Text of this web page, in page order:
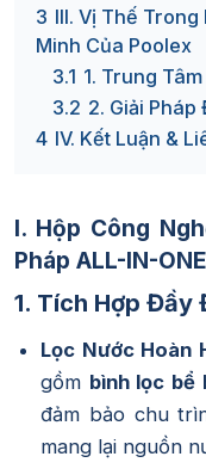
3 III. Vị Thế
Minh Của Poolex
3.1 1. Trung
3.2 2. Giải
4 IV. Kết Luận &
I. Hộp Công
Pháp ALL-IN-ONE
1. Tích Hợp Đầy
Lọc Nước Hoàn
gồm bình lọc bể
đảm bảo chu
mang lại nguồn